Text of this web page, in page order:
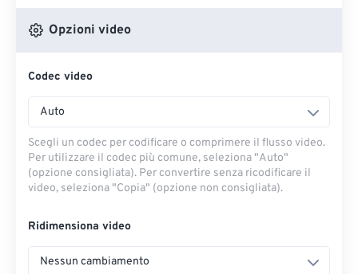
Opzioni video
Codec video
Auto
Scegli un codec per codificare o comprimere il flusso video.
Per utilizzare il codec più comune, seleziona "Auto"
(opzione consigliata). Per convertire senza ricodificare il
video, seleziona "Copia" (opzione non consigliata).
Ridimensiona video
Nessun cambiamento